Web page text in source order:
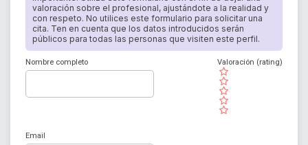
valoración sobre el profesional, ajustándote a la realidad y
con respeto. No utilices este formulario para solicitar una
cita. Ten en cuenta que los datos introducidos serán
públicos para todas las personas que visiten este perfil.
Nombre completo
( )
( )
( )
( )
( )
Valoración (rating)
Email